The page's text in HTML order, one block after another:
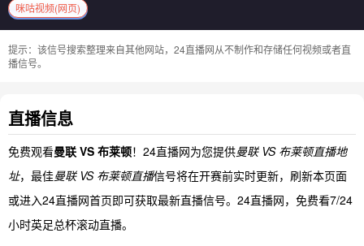
咪咕视频(网页)
提示：该信号搜索整理来自其他网站，24直播网从不制作和存储任何视频或者直
播信号。
直播信息
免费观看曼联 VS 布莱顿！24直播网为您提供曼联 VS 布莱顿直播地
址，最佳曼联 VS 布莱顿直播信号将在开赛前实时更新，刷新本页面
或进入24直播网首页即可获取最新直播信号。24直播网，免费看7/24
小时英足总杯滚动直播。